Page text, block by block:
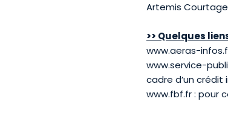
Artemis
>> Quelques
www.aeras-
www.service-
cadre d’un crédit
www.fbf.fr: pour